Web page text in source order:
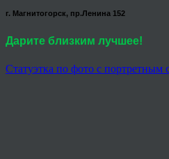
г. Магнитогорск, пр.Ленина 152
Дарите близким лучшее!
Статуэтка по фото с портретным